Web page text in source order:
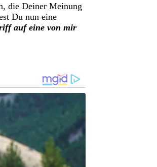
die Deiner Meinung
Du nun eine
auf eine von mir